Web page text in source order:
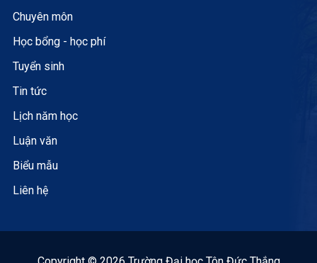
Chuyên môn
Học bổng - học phí
Tuyển sinh
Tin tức
Lịch năm học
Luận văn
Biểu mẫu
Liên hệ